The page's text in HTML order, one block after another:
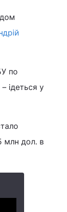
по
ідеться у
млн дол. в